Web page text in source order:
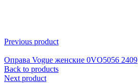
Previous product
Оправа Vogue женские 0VO5056 2409
Back to products
Next product